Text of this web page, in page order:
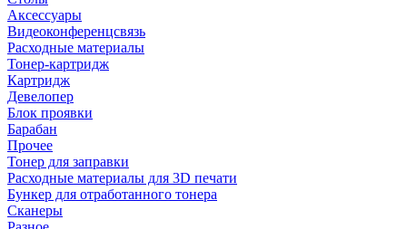
Аксессуары
Видеоконференцсвязь
Расходные материалы
Тонер-картридж
Картридж
Девелопер
Блок проявки
Барабан
Прочее
Тонер для заправки
Расходные материалы для 3D печати
Бункер для отработанного тонера
Сканеры